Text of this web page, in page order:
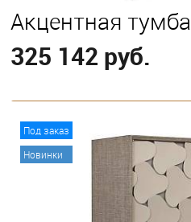
Акцентная
325 142 руб.
Под заказ
Новинки